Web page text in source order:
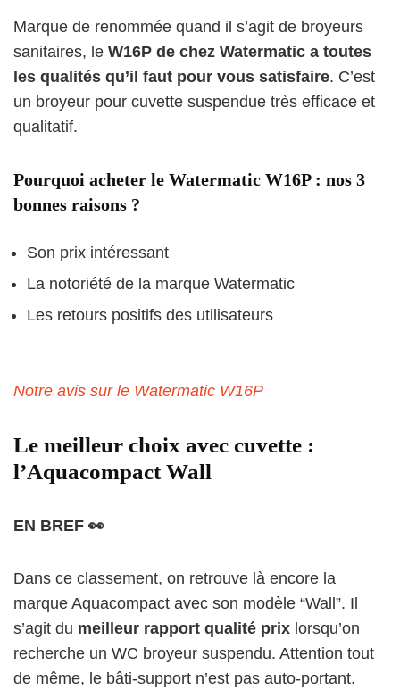
Marque de renommée quand il s’agit de broyeurs
sanitaires, le W16P de chez Watermatic a toutes
les qualités qu’il faut pour vous satisfaire. C’est
un broyeur pour cuvette suspendue très efficace et
qualitatif.
Pourquoi acheter le Watermatic W16P : nos 3
bonnes raisons ?
Son prix intéressant
La notoriété de la marque Watermatic
Les retours positifs des utilisateurs
Notre avis sur le Watermatic W16P
Le meilleur choix avec cuvette :
l’Aquacompact Wall
EN BREF 👀
Dans ce classement, on retrouve là encore la
marque Aquacompact avec son modèle “Wall”. Il
s’agit du meilleur rapport qualité prix lorsqu’on
recherche un WC broyeur suspendu. Attention tout
de même, le bâti-support n’est pas auto-portant.